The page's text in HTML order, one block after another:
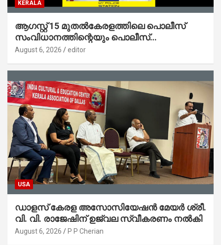
KERALA
ആഗസ്റ്റ് 15 മുതല്‍കേരളത്തിലെ പൊലീസ്
സംവിധാനത്തിന്റെയും പൊലീസ്
സ്റ്റേഷനുകളുടെയും മുഖഛായ മാറുകയാണ് :
August 6, 2026 editor
USA
ഡാളസ് കേരള അസോസിയേഷൻ മേയർ ശ്രീ.
വി. വി. രാജേഷിന് ഉജ്വല സ്വീകരണം നൽകി
August 6, 2026 P P Cherian